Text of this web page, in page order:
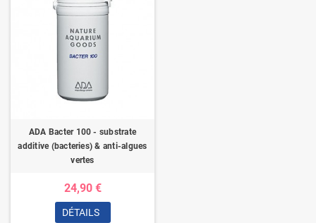
ADA Bacter 100 - substrate
additive (bacteries) & anti-algues
vertes
24,90 €
DÉTAILS